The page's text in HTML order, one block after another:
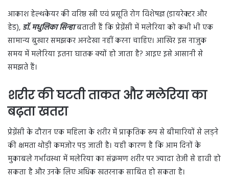
आकाश हेल्थकेयर की वरिष्ठ स्त्री एवं प्रसूति रोग विशेषज्ञ (डायरेक्टर और
हेड), डॉ. मधुलिका सिन्हाबताती हैं कि प्रेग्नेंसी में मलेरिया को कभी भी एक
सामान्य बुखार समझकर अनदेखा नहीं करना चाहिए। आखिर इस नाजुक
समय में मलेरिया इतना घातक क्यों हो जाता है? आइए इसे आसानी से
समझते हैं।
शरीर की घटती ताकत और मलेरिया का
बढ़ता खतरा
प्रेग्नेंसी के दौरान एक महिला के शरीर में प्राकृतिक रूप से बीमारियों से लड़ने
की क्षमता थोड़ी कमजोर पड़ जाती है। यही कारण है कि आम दिनों के
मुकाबले गर्भावस्था में मलेरिया का संक्रमण शरीर पर ज्यादा तेजी से हावी हो
सकता है और उनके लिए अधिक खतरनाक साबित हो सकता है।